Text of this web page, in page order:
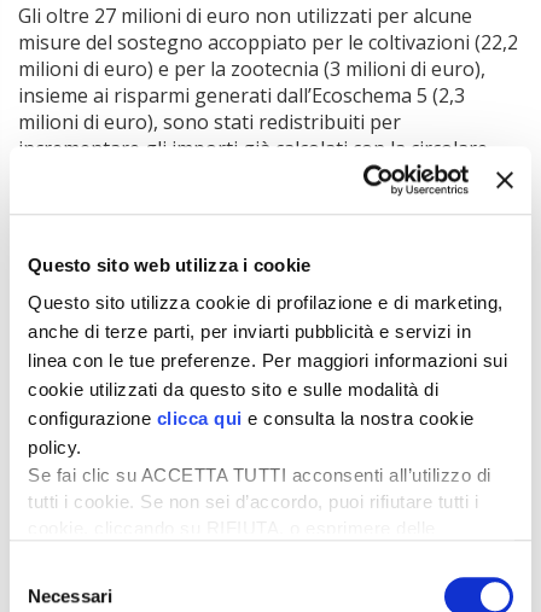
Questo sito web utilizza i cookie
Questo sito utilizza cookie di profilazione e di marketing,
anche di terze parti, per inviarti pubblicità e servizi in
linea con le tue preferenze. Per maggiori informazioni sui
cookie utilizzati da questo sito e sulle modalità di
configurazione clicca qui e consulta la nostra cookie
policy.
Se fai clic su ACCETTA TUTTI acconsenti all’utilizzo di
tutti i cookie. Se non sei d’accordo, puoi rifiutare tutti i
desideri accettare e cliccando ACCETTA SELEZIONATI.
delNecessari
Gli oltre 27 milioni di euro non utilizzati per alcune
misure del sostegno accoppiato per le coltivazioni (22,2
milioni di euro) e per la zootecnia (3 milioni di euro),
insieme ai risparmi generati dall’Ecoschema 5 (2,3
milioni di euro), sono stati redistribuiti per
incrementare gli importi già calcolati con la circolare
Agea del 15 aprile 2025. I beneficiari di questo aumento
l’aiuto accoppiato per il latte bovino prodotto
in montagna;
tutti gli interventi dell’Ecoschema 1 (entrambi i
livelli), dell’Ecoschema 2 (inerbimento colture
arboree) e dell’Ecoschema 3 (oliveti paesaggistici),
nonché il sostegno accoppiato per la soia.
Tratto dall’articolo pubblicato su L’Informatore Agrario
Per leggere l’articolo